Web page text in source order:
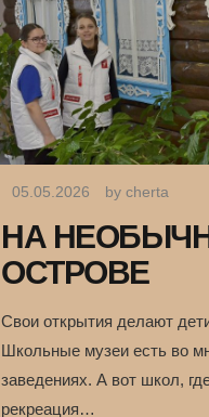
05.05.2026 by cherta
НА
ОСТРОВЕ
Свои открытия делают
Школьные музеи есть во
заведениях. А вот школ,
рекреация…